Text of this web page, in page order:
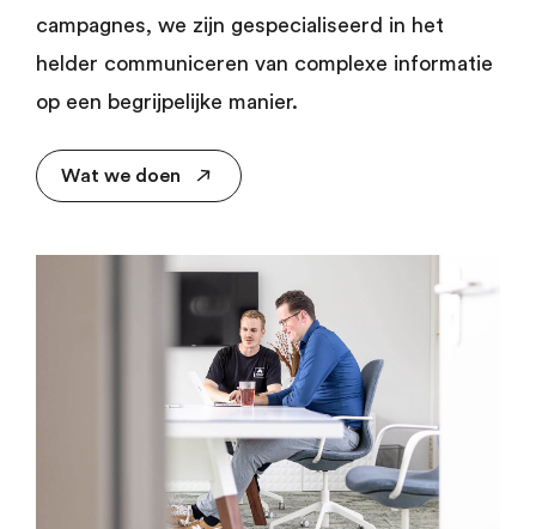
campagnes, we zijn gespecialiseerd in het
helder communiceren van complexe informatie
op een begrijpelijke manier.
Wat we doen